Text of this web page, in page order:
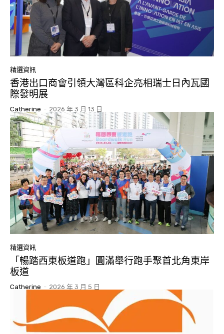
精選資訊
香港出口商會引領大灣區科企亮相瑞士日內瓦國
際發明展
Catherine - 2026 年 3 月 13 日
精選資訊
「暢踏西東板道跑」圓滿舉行跑手聚首北角東岸
板道
Catherine - 2026 年 3 月 5 日